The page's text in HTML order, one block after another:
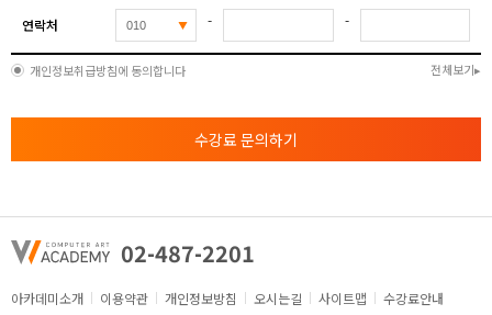
연락처 - -
개인정보취급방침에 동의합니다 전체보기
수강료 문의하기
02-487-2201
아카데미소개 이용약관 개인정보방침 오시는길 사이트맵 수강료안내